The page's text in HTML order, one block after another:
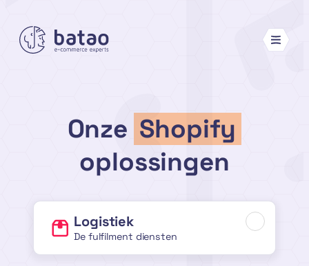
naar
Onze Shopify
oplossingen
Logistiek
De fulfilment diensten